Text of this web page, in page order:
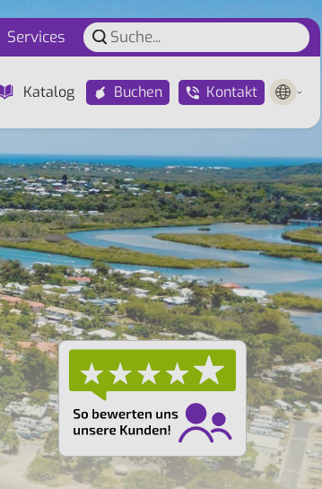
Services
Katalog Buchen Kontakt